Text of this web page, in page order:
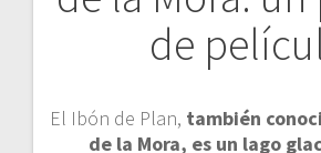
de
El Ibón de Plan, también
de la Mora, es un lago